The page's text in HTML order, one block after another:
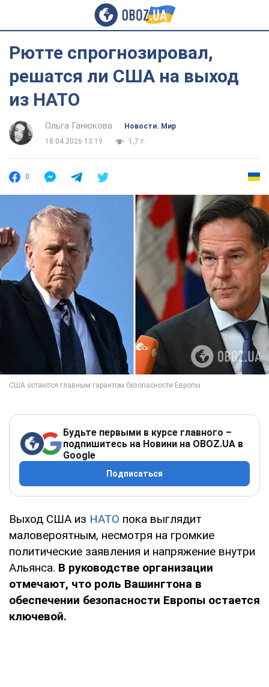
Рютте спрогнозировал,
решатся ли США на выход
из НАТО
Ольга Ганюкова
Новости. Мир
18.04.2026 13:19
1,7 т.
0
Будьте первыми в курсе главного –
подпишитесь на Новини на OBOZ.UA в
Google
Подписаться
Выход США из НАТО пока выглядит
маловероятным, несмотря на громкие
политические заявления и напряжение внутри
Альянса. В руководстве организации
отмечают, что роль Вашингтона в
обеспечении безопасности Европы остается
ключевой.